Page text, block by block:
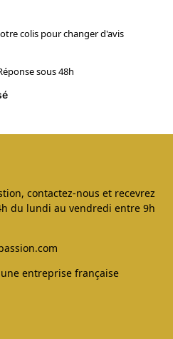
colis pour changer d'avis
sous 48h
contactez-nous et recevrez
du lundi au vendredi entre 9h
entreprise française